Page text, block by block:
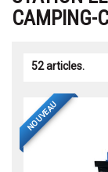
CAMPING-
52 articles.
NOUVEAU